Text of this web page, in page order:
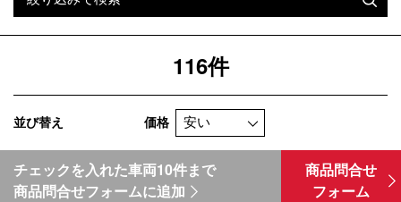
116件
並び替え 価格
チェックを入れた車両10件まで
商品問合せフォームに追加
商品問合せ
フォーム